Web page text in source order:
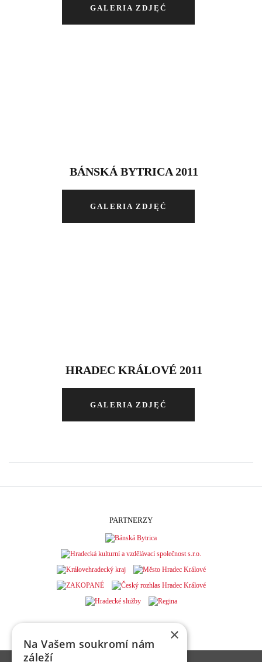
GALERIA ZDJĘĆ
BÁNSKÁ BYTRICA 2011
GALERIA ZDJĘĆ
HRADEC KRÁLOVÉ 2011
GALERIA ZDJĘĆ
PARTNERZY
×
Na Vašem soukromí nám
záleží